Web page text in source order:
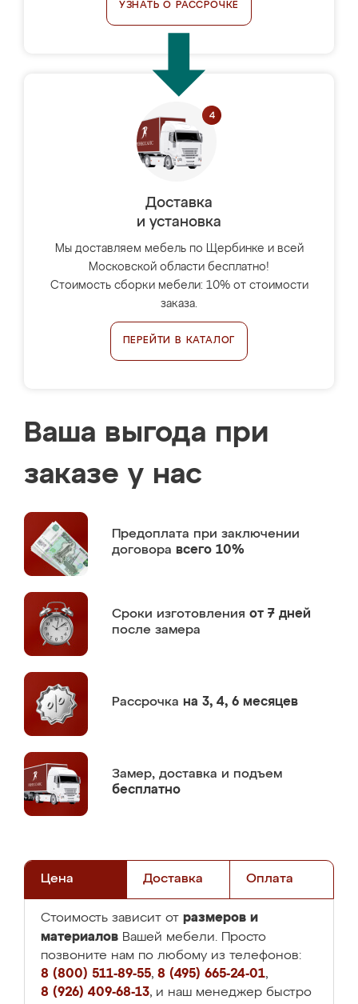
УЗНАТЬ О РАССРОЧКЕ
Доставка
и установка
Мы доставляем мебель по Щербинке и всей
Московской области бесплатно!
Стоимость сборки мебели: 10% от стоимости
заказа.
ПЕРЕЙТИ В КАТАЛОГ
Ваша выгода при
заказе у нас
Предоплата при заключении
договора всего 10%
Сроки изготовления от 7 дней
после замера
Рассрочка на 3, 4, 6 месяцев
Замер, доставка и подъем
бесплатно
Цена Доставка Оплата
Стоимость зависит от размеров и
материалов Вашей мебели. Просто
позвоните нам по любому из телефонов:
8 (800) 511-89-55, 8 (495) 665-24-01,
8 (926) 409-68-13, и наш менеджер быстро